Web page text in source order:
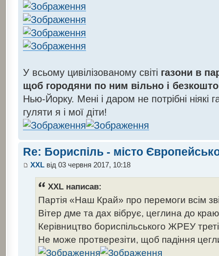
У всьому цивілізованому світі газони в
щоб городяни по ним вільно і
Нью-Йорку. Мені і даром не потрібні ніякі
гуляти я і мої діти!
Re: Бориспіль - місто
XXLвід 03 червня 2017, 10:18
XXL написав:
Партія «Наш Край» про перемоги всім
Вітер дме та дах вібрує, цеглина до
Керівництво бориспільського ЖРЕУ
Не може протверезіти, щоб падіння